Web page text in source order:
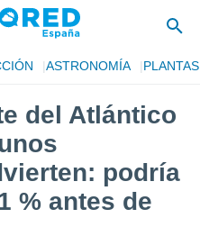
ASTRONOMÍA PLANTAS
del Atlántico
podría
% antes de